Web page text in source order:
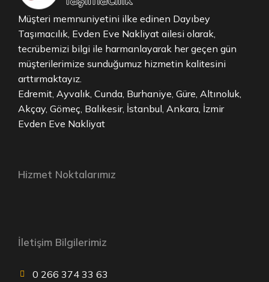
Müşteri memnuniyetini ilke edinen Dayıbey
Taşımacılık, Evden Eve Nakliyat ailesi olarak,
tecrübemizi bilgi ile harmanlayarak her geçen gün
müşterilerimize sunduğumuz hizmetin kalitesini
arttırmaktayız.
Edremit, Ayvalık, Cunda, Burhaniye, Güre, Altınoluk,
Akçay, Gömeç, Balıkesir, İstanbul, Ankara, İzmir
Evden Eve Nakliyat
Hizmet Noktalarımız
İletişim Bilgilerimiz
0 266 374 33 63